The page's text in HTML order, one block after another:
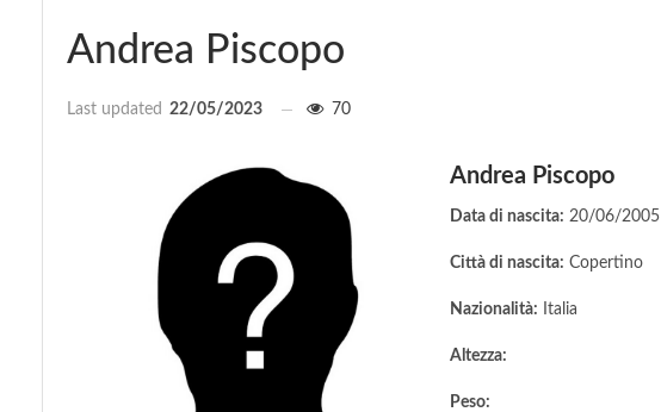
Andrea Piscopo
Last updated 22/05/2023 70
Andrea Piscopo
Data di nascita: 20/06/2005
Città di nascita: Copertino
Nazionalità: Italia
Altezza:
Peso: